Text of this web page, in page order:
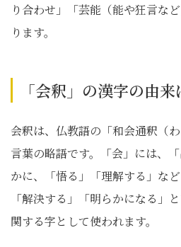
り合わせ」「芸能（能や狂言な
ります。
「会釈」の漢字の由来
会釈は、仏教語の「和会通釈（
言葉の略語です。「会」には、
かに、「悟る」「理解する」な
「解決する」「明らかになる」
関する字として使われます。